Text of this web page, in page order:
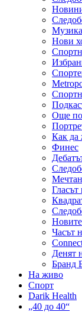
Нови
Още по
Как да
Финес
Гласът
Часът
Денят
Бранд
На живо
Спорт
Darik Health
„40 до 40“